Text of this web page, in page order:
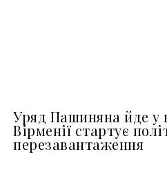
Уряд Пашиняна йде у
Вірменії стартує
перезавантаження